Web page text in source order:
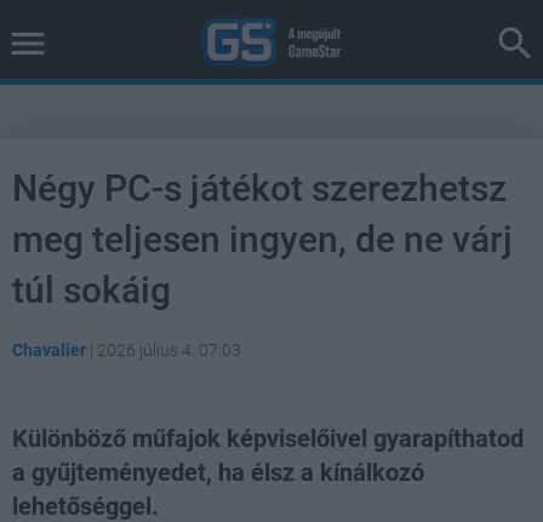
Négy PC-s játékot szerezhetsz
meg teljesen ingyen, de ne várj
túl sokáig
Chavalier | 2026 július 4. 07:03
Különböző műfajok képviselőivel gyarapíthatod
a gyűjteményedet, ha élsz a kínálkozó
lehetőséggel.